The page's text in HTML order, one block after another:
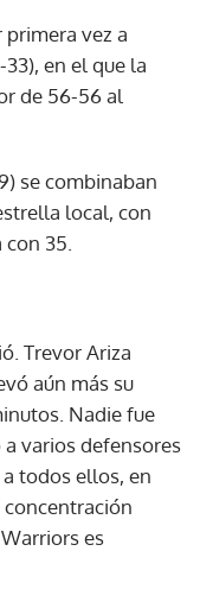
vez a
en el que la
de 56-56 al
se combinaban
local, con
con 35.
Trevor Ariza
aún más su
Nadie fue
varios defensores
todos ellos, en
es